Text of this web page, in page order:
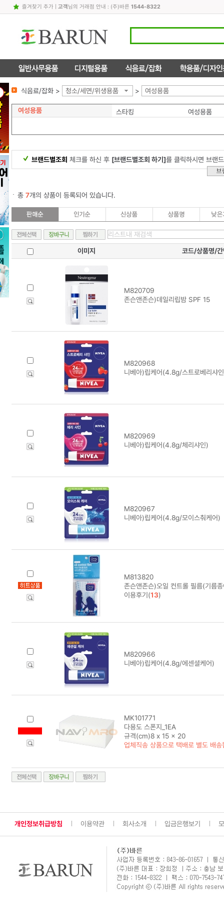
즐겨찾기 추가| 고객님의 거래점 안내 : (주)바른 1544-8322
식음료/잡화 > 청소/세면/위생용품 > 여성용품
여성용품 스타킹 여성용품
브랜드별조회 체크를 하신 후 [브랜드별조회 하기]를 클릭하시면 브랜
총 7개의 상품이 등록되어 있습니다.
이미지 코드/상품명/간
M820709
존슨앤존슨)데일리립밤 SPF 15
M820968
니베아)립케어(4.8g/스트로베리샤
M820969
니베아)립케어(4.8g/체리샤인)
M820967
니베아)립케어(4.8g/모이스춰케어)
M813820
존슨앤존슨)오일 컨트롤 필름(기름
이용후기(13)
M820966
니베아)립케어(4.8g/에센셜케어)
MK101771
다용도 스폰지_1EA
규격(cm)8 x 15 x 20
업체직송 상품으로 택배로 별도 배송
개인정보취급방침 이용약관 회사소개 입금은행보기